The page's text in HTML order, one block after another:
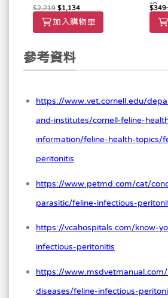
$2,219 $1,134
加入購物車
姐
$349
參考資料
https://www.vet.cornell.edu/
and-institutes/cornell-feline-
information/feline-health-topics/
peritonitis
https://www.petmd.com/cat/
parasitic/feline-infectious-
https://vcahospitals.com/know-
infectious-peritonitis
https://
diseases/feline-infectious-